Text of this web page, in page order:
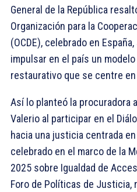
General de la República
Organización para la
(OCDE), celebrado en
impulsar en el país un
restaurativo que se centre
Así lo planteó la procuradora
Valerio al participar en el
hacia una justicia centrada
celebrado en el marco de la
2025 sobre Igualdad de
Foro de Políticas de Justicia,